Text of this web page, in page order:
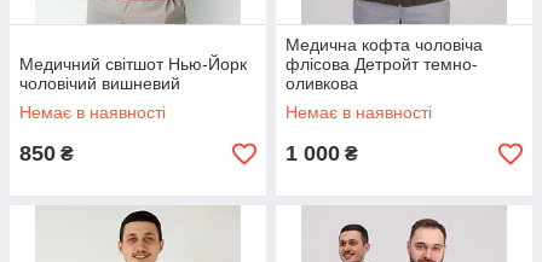
Медичний світшот Нью-Йорк
чоловічий вишневий
Немає в наявності
850 ₴
Медична кофта чоловіча
флісова Детройт темно-
оливкова
Немає в наявності
1 000 ₴